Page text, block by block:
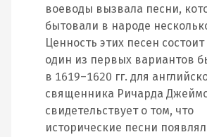
воеводы вызвала песни,
бытовали в народе
Ценность этих песен
один из первых вариантов
в 1619–1620 гг. для
священника Ричарда
свидетельствует о том, что
исторические песни